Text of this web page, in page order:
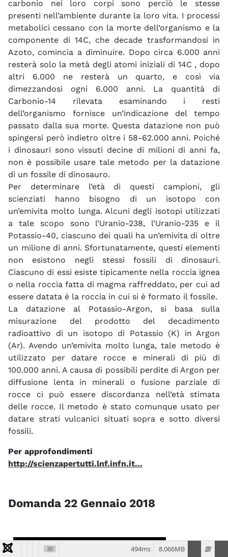
carbonio nei loro corpi sono perciò le stesse
presenti nell’ambiente durante la loro vita. I processi
metabolici cessano con la morte dell’organismo e la
componente di 14C, che decade trasformandosi in
Azoto, comincia a diminuire. Dopo circa 6.000 anni
resterà solo la metà degli atomi iniziali di 14C , dopo
altri 6.000 ne resterà un quarto, e così via
dimezzandosi ogni 6.000 anni. La quantità di
Carbonio-14 rilevata esaminando i resti
dell’organismo fornisce un’indicazione del tempo
passato dalla sua morte. Questa datazione non può
spingersi però indietro oltre i 58-62.000 anni. Poiché
i dinosauri sono vissuti decine di milioni di anni fa,
non è possibile usare tale metodo per la datazione
di un fossile di dinosauro.
Per determinare l’età di questi campioni, gli
scienziati hanno bisogno di un isotopo con
un’emivita molto lunga. Alcuni degli isotopi utilizzati
a tale scopo sono l’Uranio-238, l’Uranio-235 e il
Potassio-40, ciascuno dei quali ha un’emivita di oltre
un milione di anni. Sfortunatamente, questi elementi
non esistono negli stessi fossili di dinosauri.
Ciascuno di essi esiste tipicamente nella roccia ignea
o nella roccia fatta di magma raffreddato, per cui ad
essere datata è la roccia in cui si è formato il fossile.
La datazione al Potassio-Argon, si basa sulla
misurazione del prodotto del decadimento
radioattivo di un isotopo di Potassio (K) in Argon
(Ar). Avendo un’emivita molto lunga, tale metodo è
utilizzato per datare rocce e minerali di più di
100.000 anni. A causa di possibili perdite di Argon per
diffusione lenta in minerali o fusione parziale di
rocce ci può essere discordanza nell’età stimata
delle rocce. Il metodo è stato comunque usato per
datare strati vulcanici situati sopra e sotto diversi
fossili.
Per approfondimenti
http://scienzapertutti.lnf.infn.it...
Domanda 22 Gennaio 2018
Due fisici si
30 8.066MB
494ms